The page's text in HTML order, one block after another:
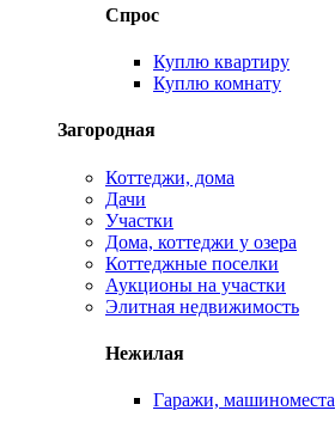
Спрос
Куплю квартиру
Куплю комнату
Загородная
Коттеджи, дома
Дачи
Участки
Дома, коттеджи у озера
Коттеджные поселки
Аукционы на участки
Элитная недвижимость
Нежилая
Гаражи, машиноместа